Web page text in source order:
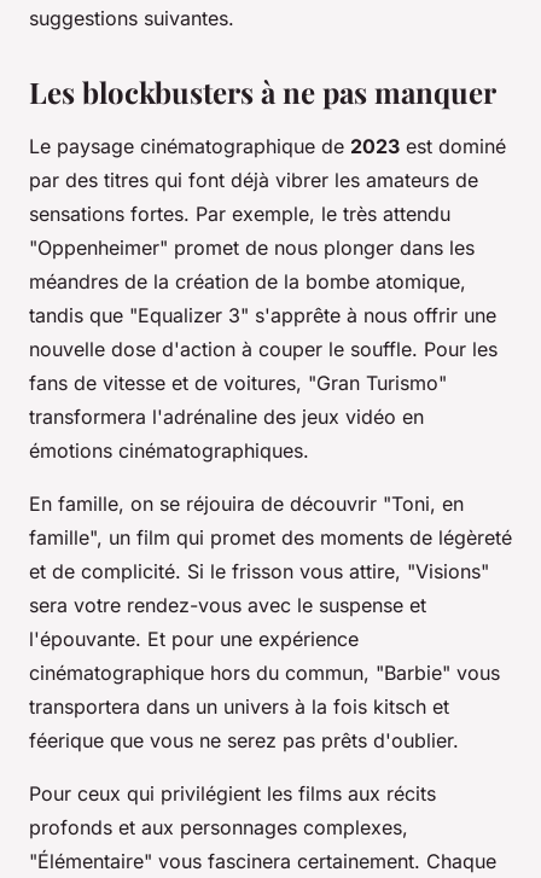
suggestions suivantes.
Les blockbusters à ne pas manquer
Le paysage cinématographique de 2023 est dominé
par des titres qui font déjà vibrer les amateurs de
sensations fortes. Par exemple, le très attendu
"Oppenheimer" promet de nous plonger dans les
méandres de la création de la bombe atomique,
tandis que "Equalizer 3" s'apprête à nous offrir une
nouvelle dose d'action à couper le souffle. Pour les
fans de vitesse et de voitures, "Gran Turismo"
transformera l'adrénaline des jeux vidéo en
émotions cinématographiques.
En famille, on se réjouira de découvrir "Toni, en
famille", un film qui promet des moments de légèreté
et de complicité. Si le frisson vous attire, "Visions"
sera votre rendez-vous avec le suspense et
l'épouvante. Et pour une expérience
cinématographique hors du commun, "Barbie" vous
transportera dans un univers à la fois kitsch et
féerique que vous ne serez pas prêts d'oublier.
Pour ceux qui privilégient les films aux récits
profonds et aux personnages complexes,
"Élémentaire" vous fascinera certainement. Chaque